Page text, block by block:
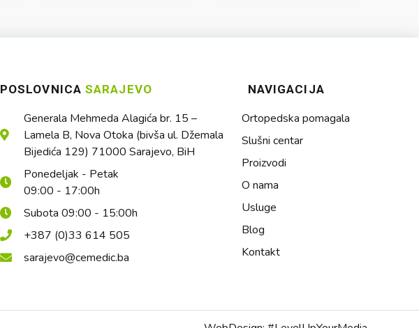
POSLOVNICASARAJEVO
Generala Mehmeda Alagića br. 15 –
Lamela B, Nova Otoka (bivša ul. Džemala
Bijedića 129) 71000 Sarajevo, BiH
Ponedeljak - Petak
09:00 - 17:00h
Subota 09:00 - 15:00h
+387 (0)33 614 505
sarajevo@cemedic.ba
NAVIGACIJA
Ortopedska pomagala
Slušni centar
Proizvodi
O nama
Usluge
Blog
Kontakt